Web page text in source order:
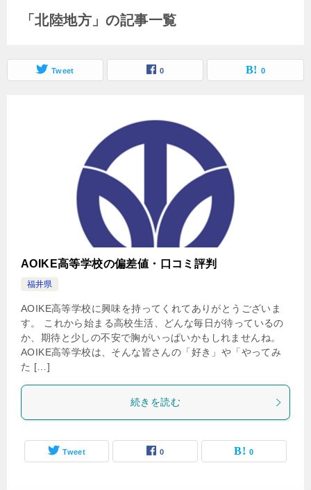
「北陸地方」の記事一覧
Tweet 0 0
AOIKE高等学校の偏差値・口コミ評判
福井県
AOIKE高等学校に興味を持ってくれてありがとうございま
す。 これから始まる高校生活、どんな毎日が待っているの
か、期待と少しの不安で胸がいっぱいかもしれませんね。
AOIKE高等学校は、そんな皆さんの「好き」や「やってみ
た […]
続きを読む
Tweet 0 0